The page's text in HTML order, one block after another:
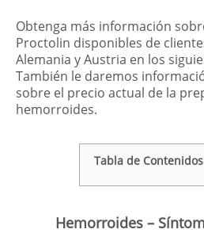
Obtenga más información
Proctolin disponibles de
Alemania y Austria en los
También le daremos
sobre el precio actual de la
hemorroides.
Tabla de Contenidos
Hemorroides –